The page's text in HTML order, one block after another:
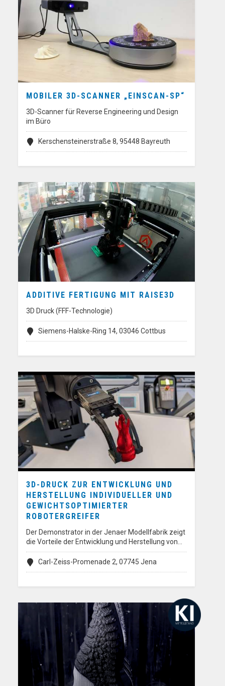
MOBILER 3D-SCANNER „EINSCAN-SP“
3D-Scanner für Reverse Engineering und Design
im Büro
Kerschensteinerstraße 8, 95448 Bayreuth
ADDITIVE FERTIGUNG MIT RAISE3D
3D Druck (FFF-Technologie)
Siemens-Halske-Ring 14, 03046 Cottbus
3D-DRUCK ZUR ENTWICKLUNG UND
HERSTELLUNG INDIVIDUELLER UND
GEWICHTSOPTIMIERTER
ROBOTERGREIFER
Der Demonstrator in der Jenaer Modellfabrik zeigt
die Vorteile der Entwicklung und Herstellung von…
Carl-Zeiss-Promenade 2, 07745 Jena